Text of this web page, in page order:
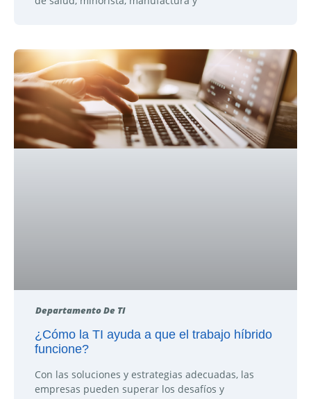
Departamento De TI
¿Cómo la TI ayuda a que el trabajo híbrido
funcione?
Con las soluciones y estrategias adecuadas, las
empresas pueden superar los desafíos y